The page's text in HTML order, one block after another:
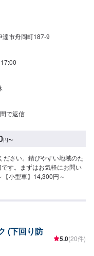
達市舟岡町187-9
で返信
円〜
ださい。錆びやすい地域のた
す。まずはお気軽にお問い
小型車】14,300円～
(下回り防
5.0(20件)